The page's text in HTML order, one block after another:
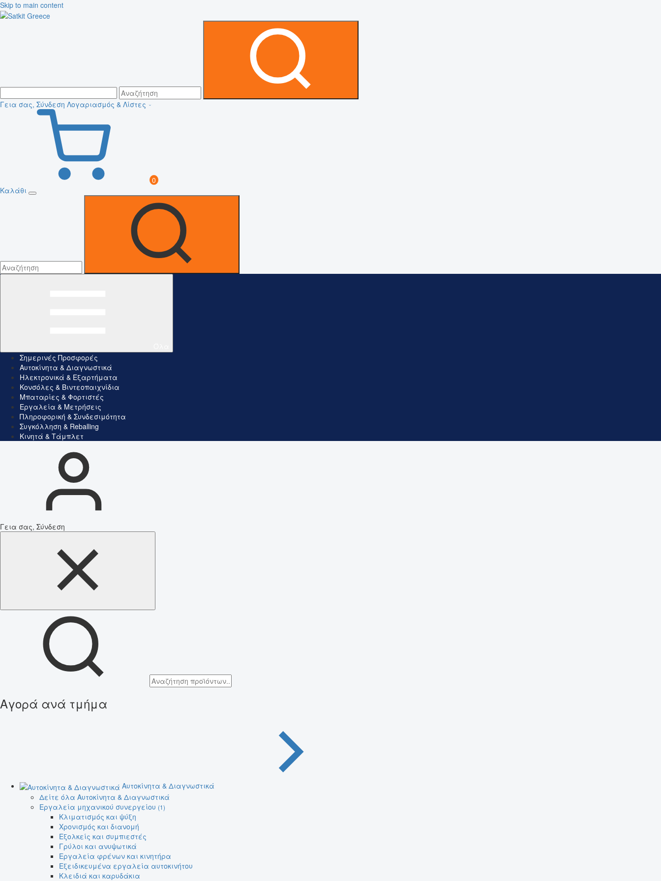
Skip to main content
Γεια σας, Σύνδεση Λογαριασμός & Λίστες
0
Καλάθι
Σημερινές Προσφορές
Αυτοκίνητα & Διαγνωστικά
Ηλεκτρονικά & Εξαρτήματα
Κονσόλες & Βιντεοπαιχνίδια
Μπαταρίες & Φορτιστές
Εργαλεία & Μετρήσεις
Πληροφορική & Συνδεσιμότητα
Συγκόλληση & Reballing
Κινητά & Τάμπλετ
Γεια σας, Σύνδεση
Αγορά ανά τμήμα
Αυτοκίνητα & Διαγνωστικά
Δείτε όλα Αυτοκίνητα & Διαγνωστικά
Εργαλεία μηχανικού συνεργείου (1)
Κλιματισμός και ψύξη
Χρονισμός και διανομή
Εξολκείς και συμπιεστές
Γρύλοι και ανυψωτικά
Εργαλεία φρένων και κινητήρα
Εξειδικευμένα εργαλεία αυτοκινήτου
Κλειδιά και καρυδάκια